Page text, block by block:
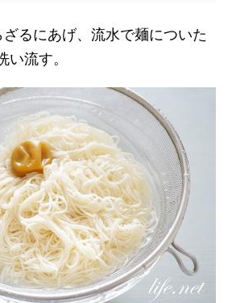
るにあげ、流水で麺についた
流す。